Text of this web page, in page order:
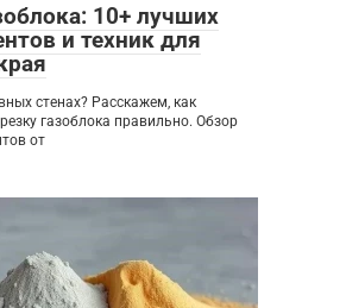
10+ лучших
и техник для
стенах? Расскажем, как
газоблока правильно. Обзор
от